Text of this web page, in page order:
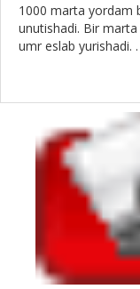
1000 marta yordam
unutishadi. Bir
umr eslab yurishadi. .